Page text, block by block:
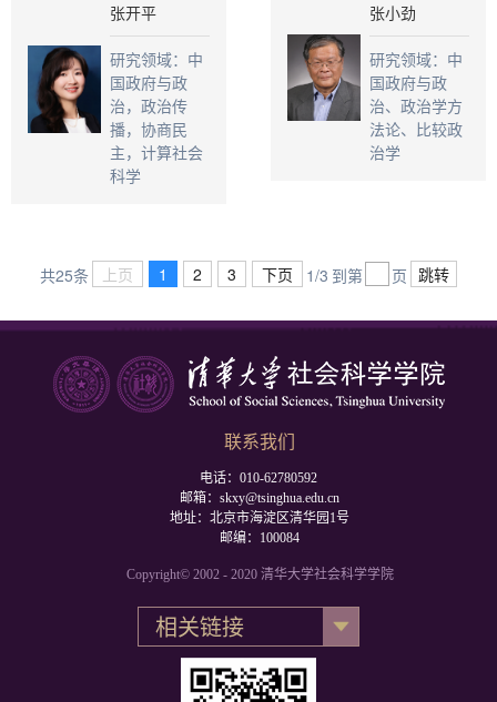
张开平
研究领域：中
国政府与政
治，政治传
播，协商民
主，计算社会
科学
张小劲
研究领域：中
国政府与政
治、政治学方
法论、比较政
治学
共25条 上页 1 2 3 下页 1/3 到第 页 跳转
联系我们
电话：010-62780592
邮箱：skxy@tsinghua.edu.cn
地址：北京市海淀区清华园1号
邮编：100084
Copyright© 2002 - 2020 清华大学社会科学学院